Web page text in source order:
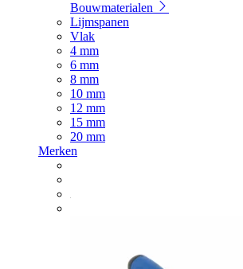
Bouwmaterialen
Lijmspanen
Vlak
4 mm
6 mm
8 mm
10 mm
12 mm
15 mm
20 mm
Merken